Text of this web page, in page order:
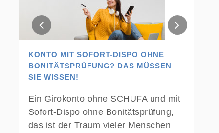
KONTO MIT SOFORT-DISPO OHNE
BONITÄTSPRÜFUNG? DAS MÜSSEN
SIE WISSEN!
Ein Girokonto ohne SCHUFA und mit
Sofort-Dispo ohne Bonitätsprüfung,
das ist der Traum vieler Menschen